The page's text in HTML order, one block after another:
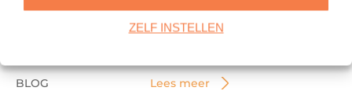
ZELF INSTELLEN
Moederdag is het perfecte moment
Lees meer
BLOG